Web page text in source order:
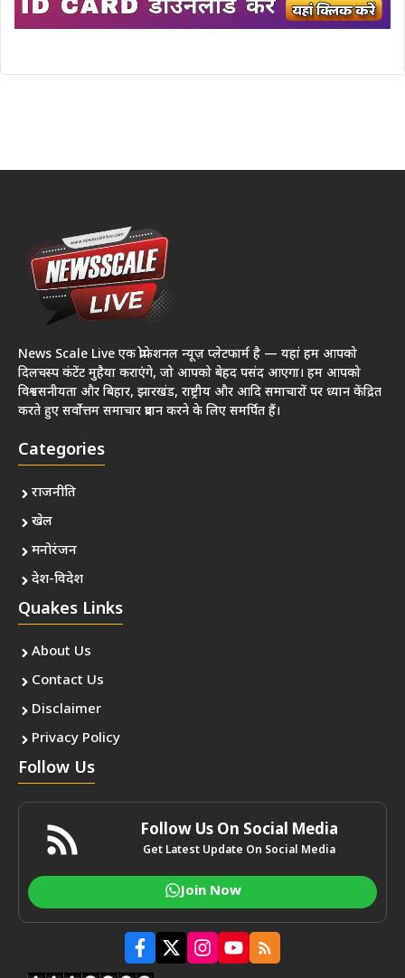
News Scale Live एक प्रोफेशनल न्यूज़ प्लेटफार्म है — यहां हम आपको
दिलचस्प कंटेंट मुहैया कराएंगे, जो आपको बेहद पसंद आएगा। हम आपको
विश्वसनीयता और बिहार, झारखंड, राष्ट्रीय और आदि समाचारों पर ध्यान केंद्रित
करते हुए सर्वोत्तम समाचार प्रदान करने के लिए समर्पित हैं।
Categories
राजनीति
खेल
मनोरंजन
देश-विदेश
Quakes Links
About Us
Contact Us
Disclaimer
Privacy Policy
Follow Us
Follow Us On Social Media
Get Latest Update On Social Media
Join Now